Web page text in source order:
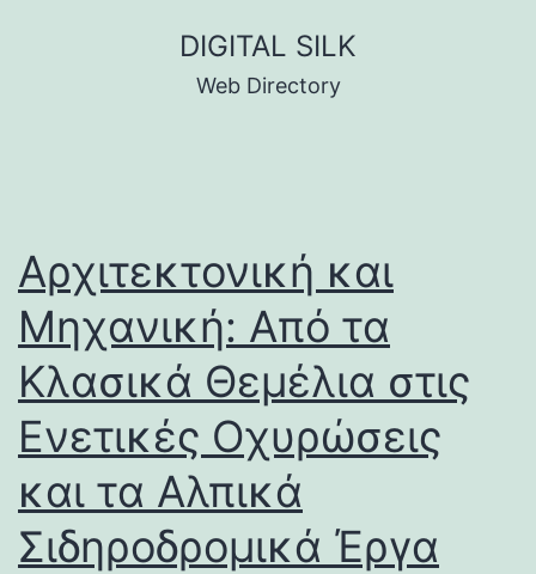
DIGITAL SILK
Web Directory
Αρχιτεκτονική και
Μηχανική: Από τα
Κλασικά Θεμέλια στις
Ενετικές Οχυρώσεις
και τα Αλπικά
Σιδηροδρομικά Έργα